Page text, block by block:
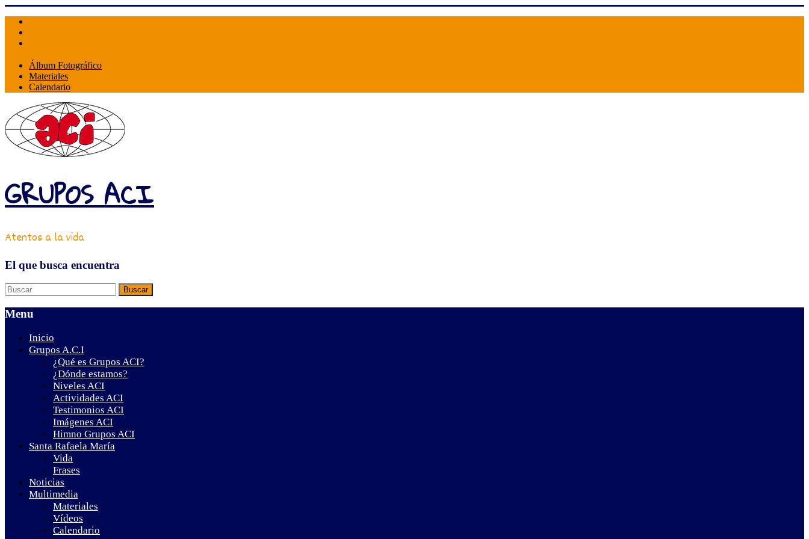
content
Álbum Fotográfico
Materiales
Calendario
GRUPOS ACI
Atentos a la vida
El que busca encuentra
Menu
Inicio
Grupos A.C.I
¿Qué es Grupos ACI?
¿Dónde estamos?
Niveles ACI
Actividades ACI
Testimonios ACI
Imágenes ACI
Himno Grupos ACI
Santa Rafaela María
Vida
Frases
Noticias
Multimedia
Materiales
Vídeos
Calendario